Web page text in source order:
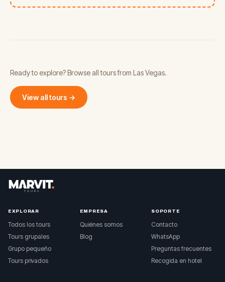
Ready to explore? Browse all tours from Las Vegas.
View all tours →
EXPLORAR
Todos los tours
Tours grupales
Grupo pequeño
Tours privados
EMPRESA
Quiénes somos
Blog
SOPORTE
Contacto
WhatsApp
Preguntas frecuentes
Recogida en hotel